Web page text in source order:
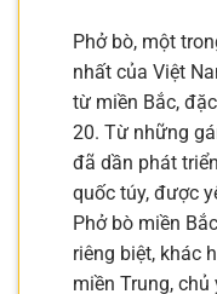
Phở bò, một
nhất của Việt
từ miền Bắc,
20. Từ những
đã dần phát
quốc túy, được
Phở bò miền
riêng biệt, khác
miền Trung,